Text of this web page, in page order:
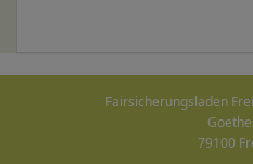
Fairsicherungsladen
79100